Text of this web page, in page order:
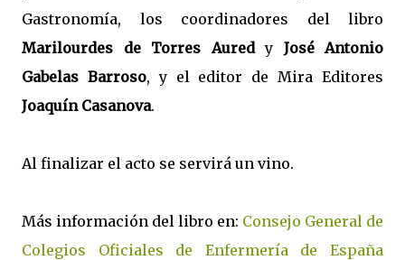
Gastronomía, los coordinadores del libro
Marilourdes de Torres Auredy José Antonio
Gabelas Barroso, y el editor de Mira Editores
Joaquín Casanova.
Al finalizar el acto se servirá un vino.
Más información del libro en: Consejo General de
Colegios Oficiales de Enfermería de España